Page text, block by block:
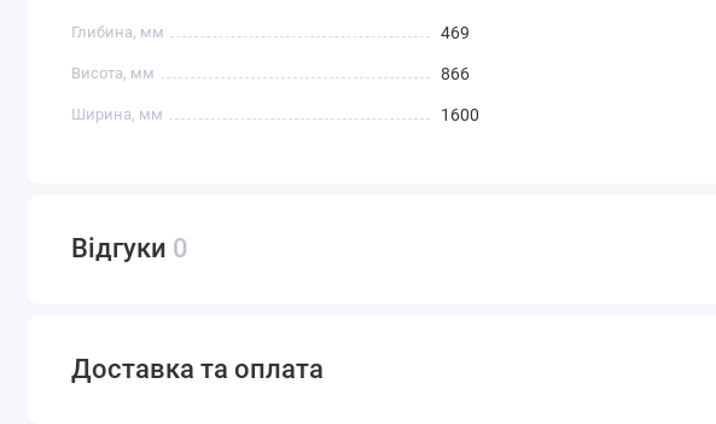
Глибина, мм 469
Висота, мм 866
Ширина, мм 1600
Відгуки 0
Доставка та оплата